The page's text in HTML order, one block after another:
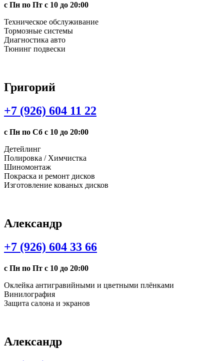
с Пн по Пт с 10 до 20:00
Техническое обслуживание
Тормозные системы
Диагностика авто
Тюнинг подвески
Григорий
+7 (926) 604 11 22
с Пн по Сб с 10 до 20:00
Детейлинг
Полировка / Химчистка
Шиномонтаж
Покраска и ремонт дисков
Изготовление кованых дисков
Александр
+7 (926) 604 33 66
с Пн по Пт с 10 до 20:00
Оклейка антигравийными и цветными плёнками
Винилография
Защита салона и экранов
Александр